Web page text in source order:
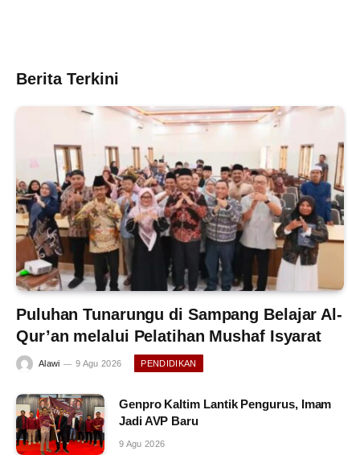
Berita Terkini
Puluhan Tunarungu di Sampang Belajar Al-
Qur’an melalui Pelatihan Mushaf Isyarat
Alawi 9 Agu 2026 PENDIDIKAN
Genpro Kaltim Lantik Pengurus, Imam
Jadi AVP Baru
9 Agu 2026